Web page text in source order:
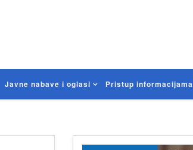
Javne nabave i oglasi Pristup informacijama